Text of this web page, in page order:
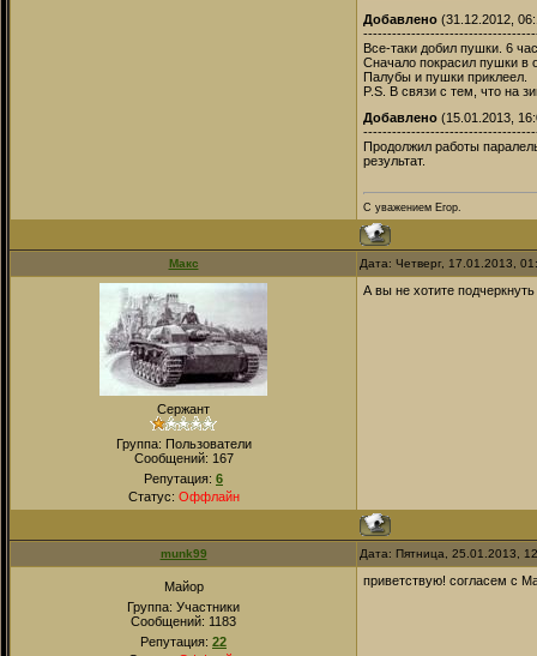
Добавлено (31.12.2012,
Все-таки добил пушки. 6
Сначало покрасил пушки в
Палубы и пушки приклеел.
P.S. В связи с тем, что на
Добавлено (15.01.2013,
Продолжил работы
результат.
С уважением Егор.
Макс Дата: Четверг, 17.01.2013,
Сержант
Группа: Пользователи
Сообщений: 167
Репутация: 6
Статус: Оффлайн
А вы не хотите
munk99 Дата: Пятница, 25.01.2013,
Майор
Группа: Участники
Сообщений: 1183
Репутация: 22
приветствую! согласем с